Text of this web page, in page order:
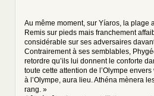
Au même moment, sur Yíaros, la plage
Remis sur pieds mais franchement
considérable sur ses adversaires
Contrairement à ses semblables,
retordre qu’ils lui donnent le conforte
toute cette attention de l’Olympe
à l’Olympe, aura lieu. Athéna mènera
rang. »